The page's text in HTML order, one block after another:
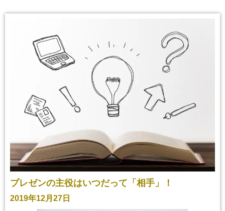
プレゼンの主役はいつだって「相手」！
2019年12月27日